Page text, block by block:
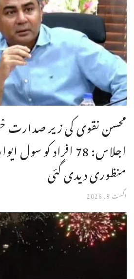
محسن نقوی کی زیر صدارت
اجلاس: 78 افراد کو
منظوری دیدی گئی
اگست 8, 2026